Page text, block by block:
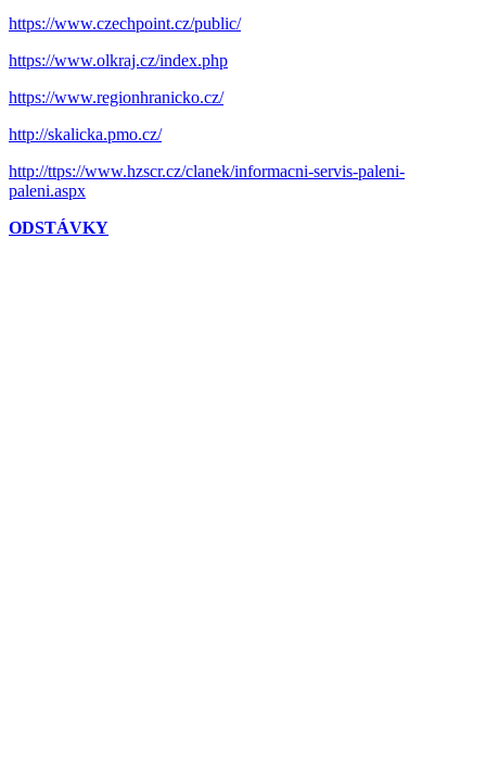
https://www.czechpoint.cz/public/
https://www.olkraj.cz/index.php
https://www.regionhranicko.cz/
http://skalicka.pmo.cz/
http://ttps://www.hzscr.cz/clanek/informacni-servis-paleni-
paleni.aspx
ODSTÁVKY